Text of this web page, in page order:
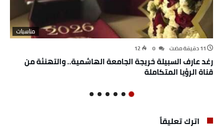
مناسبات
12
رغد عارف السبيلة خريجة الجامعة الهاشمية.. والتهنئة من
قناة الرؤيا المتكاملة
اترك تعليقاً